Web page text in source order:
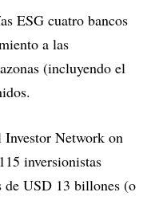
ESG cuatro bancos
a las
(incluyendo el
Network on
inversionistas
de USD 13 billones (o